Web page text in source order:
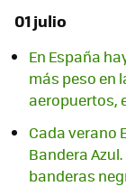
01 julio
En España
más peso en
aeropuertos,
Cada verano
Bandera
banderas